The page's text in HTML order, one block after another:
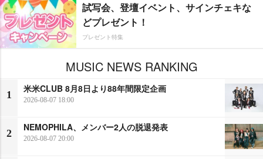
試写会、登壇イベント、サインチェキな
どプレゼント！
プレゼント特集
MUSIC NEWS RANKING
1
米米CLUB 8月8日より88年間限定企画
2026-08-07 18:00
2
NEMOPHILA、メンバー2人の脱退発表
2026-08-07 20:00